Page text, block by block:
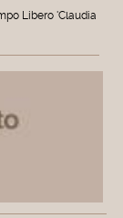
Libero 'Claudia